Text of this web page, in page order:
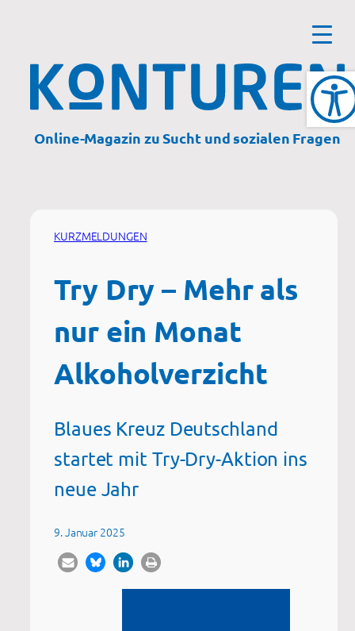
Online-Magazin zu Sucht und sozialen Fragen
KURZMELDUNGEN
Try Dry – Mehr als
nur ein Monat
Alkoholverzicht
Blaues Kreuz Deutschland
startet mit Try-Dry-Aktion ins
neue Jahr
9. Januar 2025